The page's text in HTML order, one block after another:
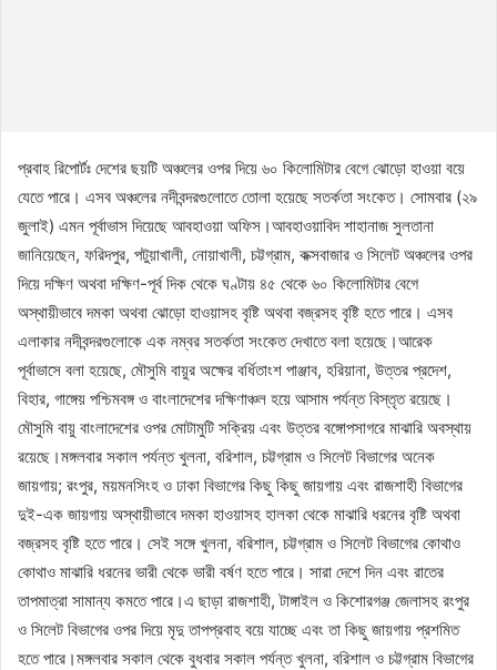
প্রবাহ রিপোর্টঃ দেশের ছয়টি অঞ্চলের ওপর দিয়ে ৬০ কিলোমিটার বেগে ঝোড়ো হাওয়া বয়ে
যেতে পারে। এসব অঞ্চলের নদীবন্দরগুলোতে তোলা হয়েছে সতর্কতা সংকেত। সোমবার (২৯
জুলাই) এমন পূর্বাভাস দিয়েছে আবহাওয়া অফিস।আবহাওয়াবিদ শাহানাজ সুলতানা
জানিয়েছেন, ফরিদপুর, পটুয়াখালী, নোয়াখালী, চট্টগ্রাম, কক্সবাজার ও সিলেট অঞ্চলের ওপর
দিয়ে দক্ষিণ অথবা দক্ষিণ-পূর্ব দিক থেকে ঘণ্টায় ৪৫ থেকে ৬০ কিলোমিটার বেগে
অস্থায়ীভাবে দমকা অথবা ঝোড়ো হাওয়াসহ বৃষ্টি অথবা বজ্রসহ বৃষ্টি হতে পারে। এসব
এলাকার নদীবন্দরগুলোকে এক নম্বর সতর্কতা সংকেত দেখাতে বলা হয়েছে।আরেক
পূর্বাভাসে বলা হয়েছে, মৌসুমি বায়ুর অক্ষের বর্ধিতাংশ পাঞ্জাব, হরিয়ানা, উত্তর প্রদেশ,
বিহার, গাঙ্গেয় পশ্চিমবঙ্গ ও বাংলাদেশের দক্ষিণাঞ্চল হয়ে আসাম পর্যন্ত বিস্তৃত রয়েছে।
মৌসুমি বায়ু বাংলাদেশের ওপর মোটামুটি সক্রিয় এবং উত্তর বঙ্গোপসাগরে মাঝারি অবস্থায়
রয়েছে।মঙ্গলবার সকাল পর্যন্ত খুলনা, বরিশাল, চট্টগ্রাম ও সিলেট বিভাগের অনেক
জায়গায়; রংপুর, ময়মনসিংহ ও ঢাকা বিভাগের কিছু কিছু জায়গায় এবং রাজশাহী বিভাগের
দুই-এক জায়গায় অস্থায়ীভাবে দমকা হাওয়াসহ হালকা থেকে মাঝারি ধরনের বৃষ্টি অথবা
বজ্রসহ বৃষ্টি হতে পারে। সেই সঙ্গে খুলনা, বরিশাল, চট্টগ্রাম ও সিলেট বিভাগের কোথাও
কোথাও মাঝারি ধরনের ভারী থেকে ভারী বর্ষণ হতে পারে। সারা দেশে দিন এবং রাতের
তাপমাত্রা সামান্য কমতে পারে।এ ছাড়া রাজশাহী, টাঙ্গাইল ও কিশোরগঞ্জ জেলাসহ রংপুর
ও সিলেট বিভাগের ওপর দিয়ে মৃদু তাপপ্রবাহ বয়ে যাচ্ছে এবং তা কিছু জায়গায় প্রশমিত
হতে পারে।মঙ্গলবার সকাল থেকে বুধবার সকাল পর্যন্ত খুলনা, বরিশাল ও চট্টগ্রাম বিভাগের